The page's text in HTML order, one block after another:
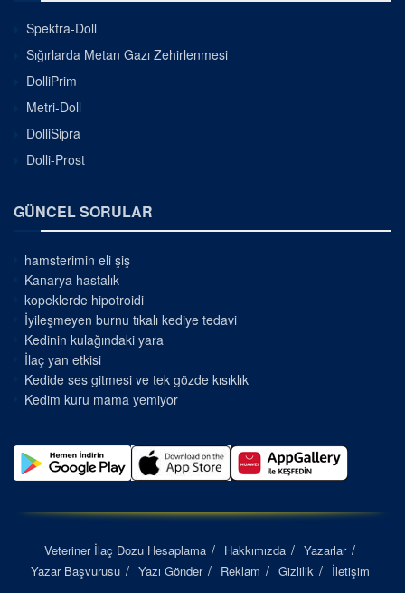
Spektra-Doll
Sığırlarda Metan Gazı Zehirlenmesi
DolliPrim
Metri-Doll
DolliSipra
Dolli-Prost
GÜNCEL SORULAR
hamsterimin eli şiş
Kanarya hastalık
kopeklerde hipotroidi
İyileşmeyen burnu tıkalı kediye tedavi
Kedinin kulağındaki yara
İlaç yan etkisi
Kedide ses gitmesi ve tek gözde kısıklık
Kedim kuru mama yemiyor
Veteriner İlaç Dozu Hesaplama Hakkımızda
Yazarlar
Yazar Başvurusu
Yazı Gönder Reklam Gizlilik İletişim